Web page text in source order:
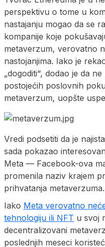
perspektivu o tome u
nastajanju mogao da se
kompanije koje
metaverzum, verovatno
nastojanjima. Iako je
„dogoditi“, dodao je da
postojećih poslovnih
metaverzum, uopšte
Vredi podsetiti da je
sada pokazao
Meta — Facebook-ova
promenila naziv krajem
prihvatanja metaverzuma.
Iako Meta verovatno
tehnologiju ili NFT u svoj
decentralizovani
poslednjih meseci